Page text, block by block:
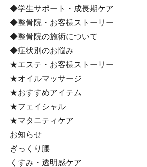
◆学生サポート・成長期ケア
◆整骨院・お客様ストーリー
◆整骨院の施術について
◆症状別のお悩み
★エステ・お客様ストーリー
★オイルマッサージ
★おすすめアイテム
★フェイシャル
★マタニティケア
お知らせ
ぎっくり腰
くすみ・透明感ケア